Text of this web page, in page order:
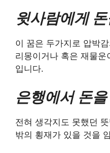
윗사람에게
이 꿈은 두가지로 압박
리몽이거나 혹은 재물
입니다.
은행에서 돈
전혀 생각지도 못했던
밖의 횡재가 있을 것을